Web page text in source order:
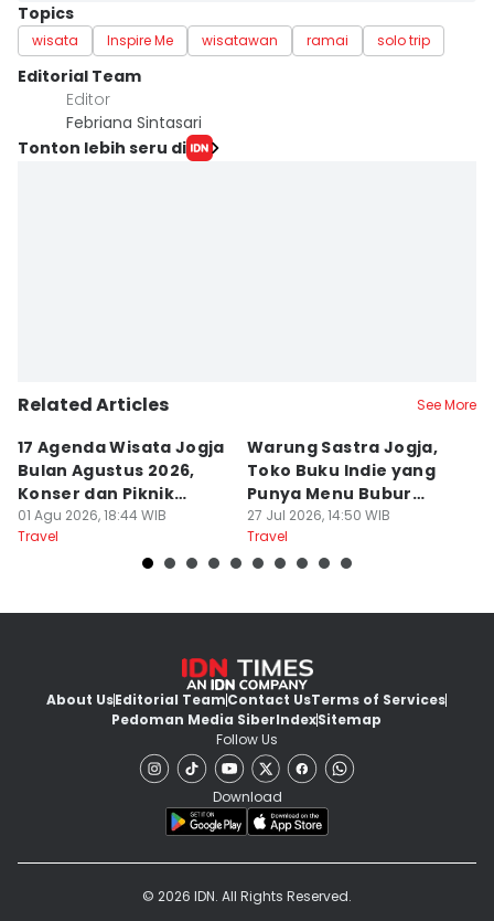
Topics
wisata Inspire Me wisatawan ramai solo trip
Editorial Team
Editor
Febriana Sintasari
Tonton lebih seru di
Related Articles See More
17 Agenda Wisata Jogja
Bulan Agustus 2026,
Konser dan Piknik
Literasi
01 Agu 2026, 18:44 WIB
Travel
Warung Sastra Jogja,
Toko Buku Indie yang
Punya Menu Bubur
Manado
27 Jul 2026, 14:50 WIB
Travel
About UsEditorial TeamContact UsTerms of Services
Pedoman Media SiberIndexSitemap
Follow Us
Download
© 2026 IDN. All Rights Reserved.